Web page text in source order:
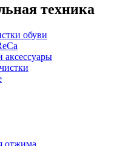
техника
обуви
аксессуары